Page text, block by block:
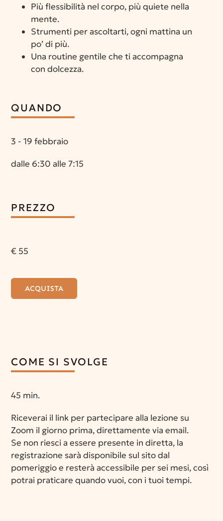
Più flessibilità nel corpo, più quiete nella
mente.
Strumenti per ascoltarti, ogni mattina un
po’ di più.
Una routine gentile che ti accompagna
con dolcezza.
QUANDO
3 - 19 febbraio
dalle 6:30 alle 7:15
PREZZO
€ 55
ACQUISTA
COME SI SVOLGE
45 min.
Riceverai il link per partecipare alla lezione su
Zoom il giorno prima, direttamente via email.
Se non riesci a essere presente in diretta, la
registrazione sarà disponibile sul sito dal
pomeriggio e resterà accessibile per sei mesi, così
potrai praticare quando vuoi, con i tuoi tempi.